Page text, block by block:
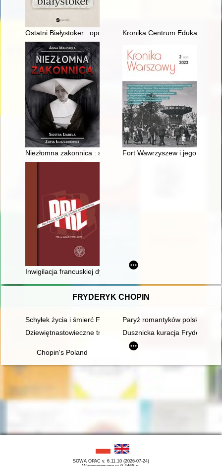
Ostatni Białystoker : opowieść o mieście, które zniknęło
Kronika Centrum Edukacji
Niezłomna zakonnica : siostra Izabela (Zofia Łuszczkiewicz)
Fort Wawrzyszew i jego
Inwigilacja francuskiej dyplomacji w Polsce przez aparat
FRYDERYK CHOPIN
Schyłek życia i śmierć Fryderyka Chopina [1810-1849]
Paryż romantyków polskich:
Dziewiętnastowieczne transkrypcje utworów Fryderyka
Dusznicka kuracja Fryderyka
Chopin's Poland
SOWA OPAC v. 6.11.10 (2026-07-24)